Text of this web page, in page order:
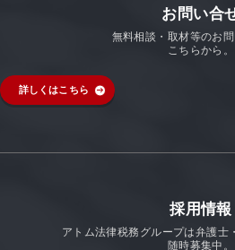
お問い合
無料相談・取材等のお
こちらから。
詳しくはこちら
採用情報
アトム法律税務グループは弁護士
随時募集中。